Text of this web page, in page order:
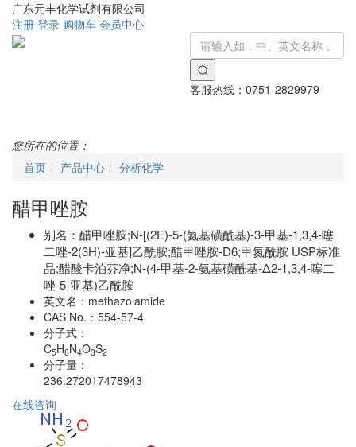
广东元丰化学试剂有限公司
注册 登录 购物车 会员中心
客服热线： 0751-2829979
您所在的位置：
首页
产品中心 分析化学
醋甲唑胺
别名： 醋甲唑胺;N-[(2E)-5-(氨基磺酰基)-3-甲基-1,3,4-噻
二唑-2(3H)-亚基]乙酰胺;醋甲唑胺-D6;甲氮酰胺 USP标准
品;醋酸卡泊芬净;N-(4-甲基-2-氨基磺酰基-Δ2-1,3,4-噻二
唑-5-亚基)乙酰胺
英文名： methazolamide
CAS No.： 554-57-4
分子式：
C5H8N4O3S2
分子量：
236.272017478943
在线咨询